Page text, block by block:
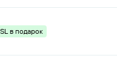
в подарок